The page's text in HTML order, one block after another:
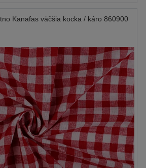
Kanafas väčšia kocka / káro 860900